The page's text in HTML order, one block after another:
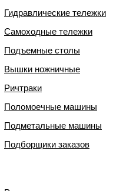
Гидравлические тележки
Самоходные тележки
Подъемные столы
Вышки ножничные
Ричтраки
Поломоечные машины
Подметальные машины
Подборщики заказов